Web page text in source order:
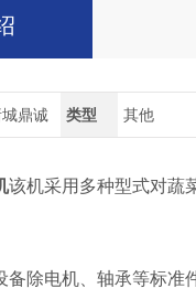
鼎诚 类型 其他
该机采用多种型式对蔬
电机、轴承等标准件